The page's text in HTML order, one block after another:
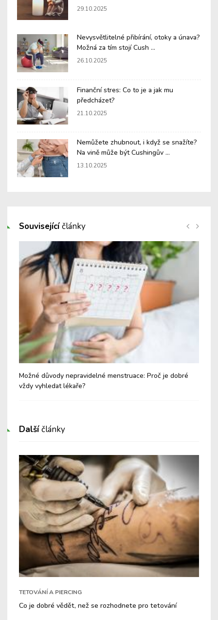
29.10.2025
Nevysvětlitelné přibírání, otoky a únava?
Možná za tím stojí Cush ...
26.10.2025
Finanční stres: Co to je a jak mu
předcházet?
21.10.2025
Nemůžete zhubnout, i když se snažíte?
Na vině může být Cushingův ...
13.10.2025
Souvisejícíčlánky
Možné důvody nepravidelné menstruace: Proč je dobré
vždy vyhledat lékaře?
Dalšíčlánky
TETOVÁNÍ A PIERCING
Co je dobré vědět, než se rozhodnete pro tetování